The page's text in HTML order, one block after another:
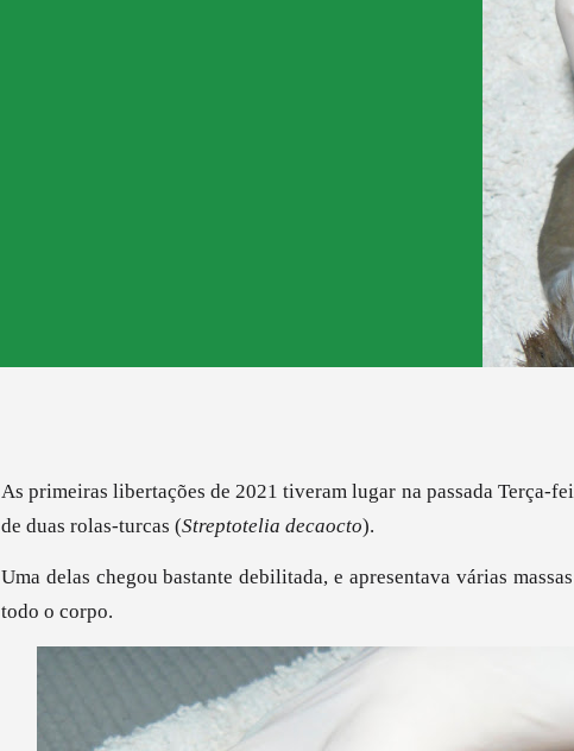
As primeiras libertações de 2021 tiveram lugar na passada Terça-
de duas rolas-turcas (Streptotelia decaocto).
Uma delas chegou bastante debilitada, e apresentava várias
todo o corpo.